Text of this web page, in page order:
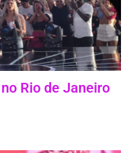
Rio de Janeiro